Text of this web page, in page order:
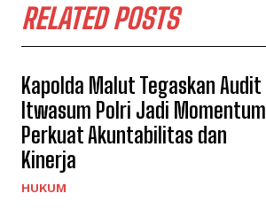
RELATED POSTS
Kapolda Malut Tegaskan Audit
Itwasum Polri Jadi Momentum
Perkuat Akuntabilitas dan
Kinerja
HUKUM